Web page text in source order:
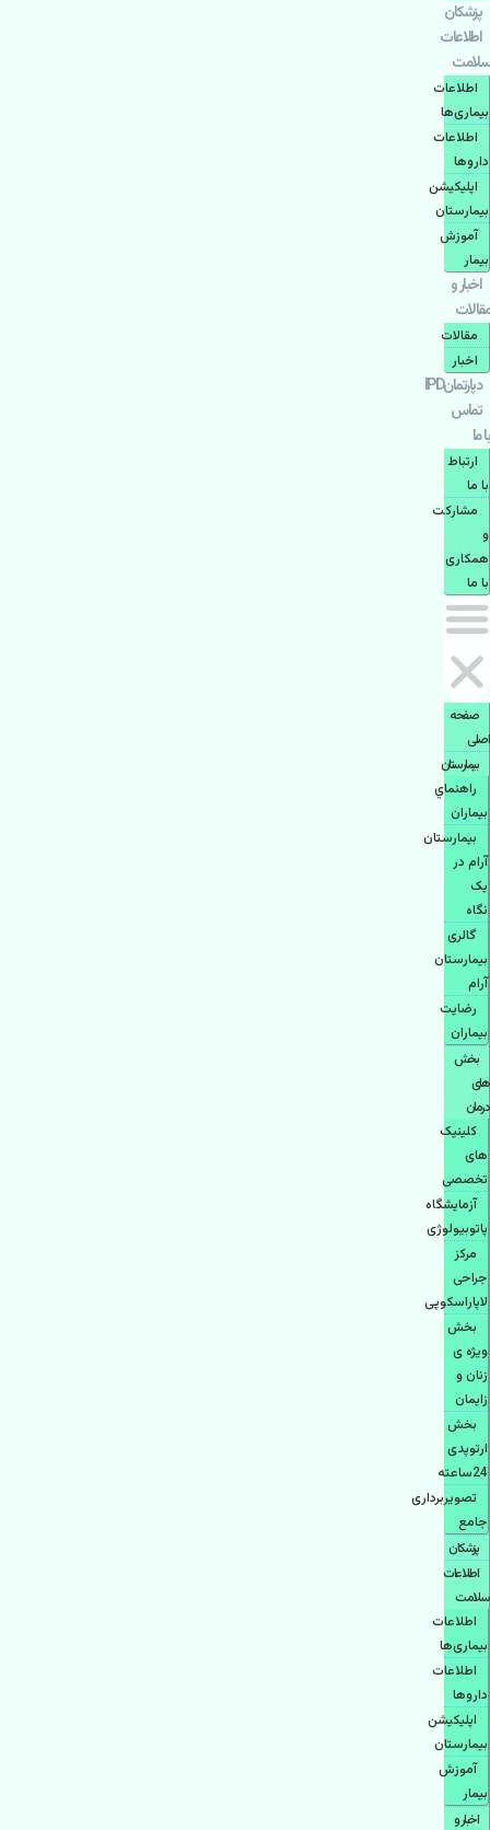
پزشكان
اطلاعات
سلامت
اطلاعات
بیماری‌ها
اطلاعات
دارو‌ها
اپليكيشن
بيمارستان
آموزش
بیمار
اخبار و
مقالات
مقالات
اخبار
دپارتمانIPD
تماس
با ما
ارتباط
با ما
مشاركت
و
همكاری
با ما
صفحه
اصلی
بيمارستان
راهنماي
بیماران
بیمارستان
آرام در
یک
نگاه
گالری
بیمارستان
آرام
رضایت
بیماران
بخش
های
درمان
کلینیک
های
تخصصی
آزمایشگاه
پاتوبیولوژی
مرکز
جراحی
لاپاراسکوپی
بخش
ویژه ی
زنان و
زایمان
بخش
ارتوپدی
24ساعته
تصویربرداری
جامع
پزشكان
اطلاعات
سلامت
اطلاعات
بیماری‌ها
اطلاعات
دارو‌ها
اپليكيشن
بيمارستان
آموزش
بیمار
اخبار و